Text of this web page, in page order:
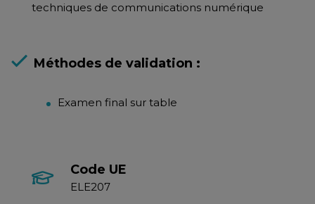
techniques de communications numérique
Méthodes de validation :
Examen final sur table
Code UE
ELE207